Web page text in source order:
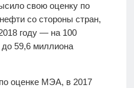
свою оценку по
со стороны стран,
году — на 100
59,6 миллиона
оценке МЭА, в 2017